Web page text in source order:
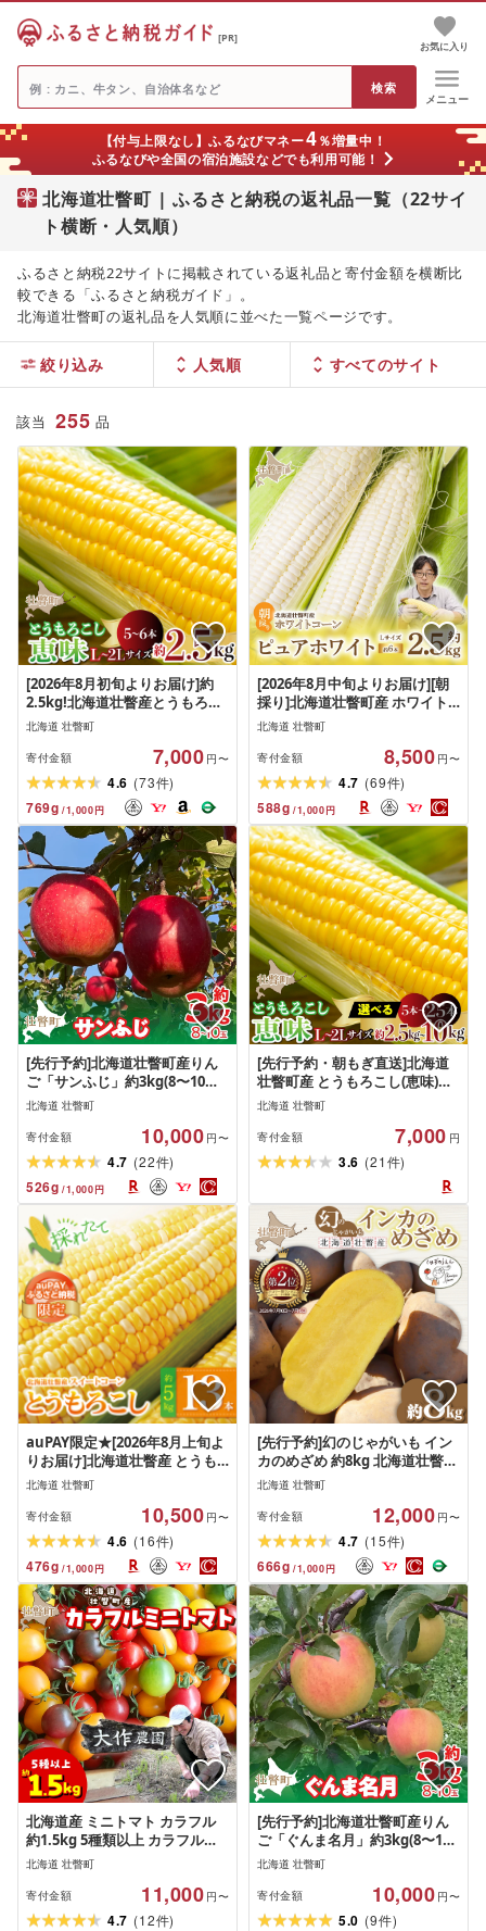
[PR]
お気に入り
メニュー
【付与上限なし】ふるなびマネー4％増量中！
ふるなびや全国の宿泊施設などでも利用可能！
北海道壮瞥町 | ふるさと納税の返礼品一覧（22サイ
ト横断・人気順）
ふるさと納税22サイトに掲載されている返礼品と寄付金額を横断比
較できる「ふるさと納税ガイド」。
北海道壮瞥町の返礼品を人気順に並べた一覧ページです。
絞り込み 人気順
該当 255 品
[2026年8月初旬よりお届け]約
2.5kg!北海道壮瞥産とうもろこ
し(恵味)[L〜2Lサイズ 5〜6本]
北海道 壮瞥町
寄付金額 7,000 円〜
4.6 (73件)
769g /1,000円
[2026年8月中旬よりお届け][朝
採り]北海道壮瞥町産 ホワイト
コーン「ピュアホワイト」Lサ
イズ以上6本(約2.5kg)ふるさと
納税 人気 おすすめ ランキング
ピュアホワイト 白い 白 トウモ
ロコシ とうもろこし 野菜 甘い
北海道 壮瞥町 送料無料
北海道 壮瞥町
寄付金額 8,500 円〜
4.7 (69件)
588g /1,000円
[先行予約]北海道壮瞥町産りん
ご「サンふじ」約3kg(8〜10玉)
[2026年12月上旬にお届け] [ り
んご リンゴ 林檎 ふじ サンふじ
蜜入り 5kg ジュース 果物 くだ
もの フルーツ 送料無料 ]
北海道 壮瞥町
寄付金額 10,000 円〜
4.7 (22件)
526g /1,000円
[先行予約・朝もぎ直送]北海道
壮瞥町産 とうもろこし(恵味)選
べる内容量 約2.5kg〜10kg(5
本〜25本) L〜2Lサイズ 8月初旬
より順次お届け
北海道 壮瞥町
寄付金額 7,000 円
3.6 (21件)
auPAY限定★[2026年8月上旬よ
りお届け]北海道壮瞥産 とうも
ろこし(スイートコーン)13本 約
5kg
北海道 壮瞥町
寄付金額 10,500 円〜
4.6 (16件)
476g /1,000円
[先行予約]幻のじゃがいも イン
カのめざめ 約8kg 北海道壮瞥町
産 8月下旬頃よりお届け
北海道 壮瞥町
寄付金額 12,000 円〜
4.7 (15件)
666g /1,000円
北海道産 ミニトマト カラフル
約1.5kg 5種類以上 カラフルミ
ニトマト 食べ比べ 濃い旨み 20
種類から厳選 大作農園 北海道
壮瞥町
北海道 壮瞥町
寄付金額 11,000 円〜
4.7 (12件)
[先行予約]北海道壮瞥町産りん
ご「ぐんま名月」約3kg(8〜10
玉) [2026年11月中旬よりお届け]
[ りんご リンゴ 林檎 ぐんま名月
蜜入り 5kg ジュース 果物 くだ
もの フルーツ 送料無料 ]
北海道 壮瞥町
寄付金額 10,000 円〜
5.0 (9件)